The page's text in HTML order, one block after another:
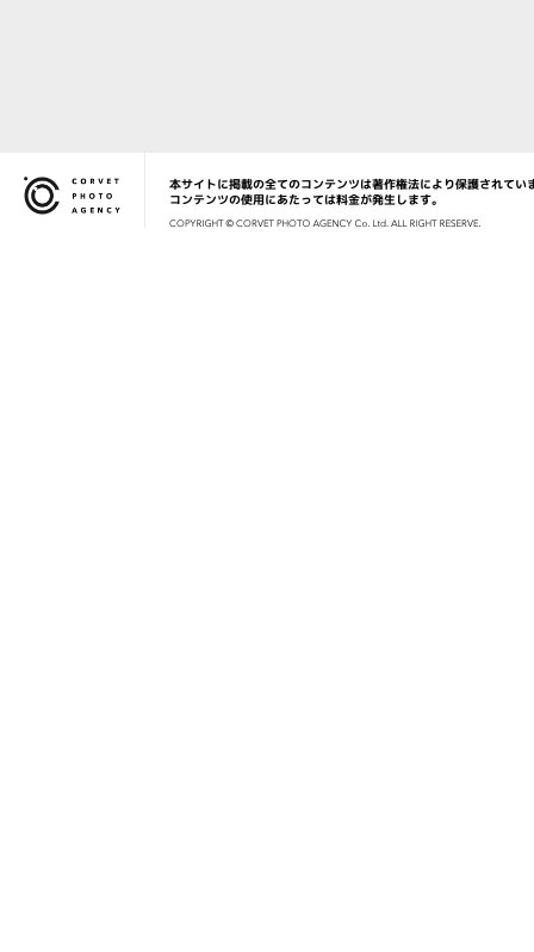
Corvet Photo Agency
本サイトに掲載の全てのコンテンツは著作権法により保護されてい
コンテンツの使用にあたっては料金が発生します。